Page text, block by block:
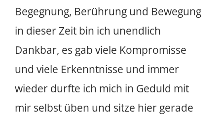
Begegnung, Berührung und Bewegung
in dieser Zeit bin ich unendlich
Dankbar, es gab viele Kompromisse
und viele Erkenntnisse und immer
wieder durfte ich mich in Geduld mit
mir selbst üben und sitze hier gerade